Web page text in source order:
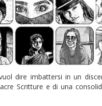
dire imbattersi in un
Scritture e di una